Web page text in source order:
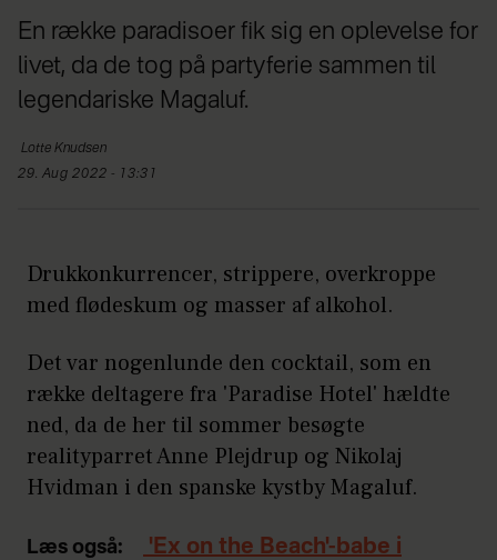
En række paradisoer fik sig en oplevelse for
livet, da de tog på partyferie sammen til
legendariske Magaluf.
Lotte Knudsen
29. Aug 2022 - 13:31
Drukkonkurrencer, strippere, overkroppe
med flødeskum og masser af alkohol.
Det var nogenlunde den cocktail, som en
række deltagere fra 'Paradise Hotel' hældte
ned, da de her til sommer besøgte
realityparret Anne Plejdrup og Nikolaj
Hvidman i den spanske kystby Magaluf.
Læs også:
'Ex on the Beach'-babe i